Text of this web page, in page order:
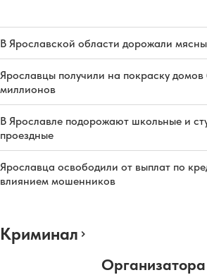
В Ярославской области дорожали
Ярославцы получили на покраску домов
миллионов
В Ярославле подорожают школьные и
проездные
Ярославца освободили от выплат по
влиянием мошенников
Криминал